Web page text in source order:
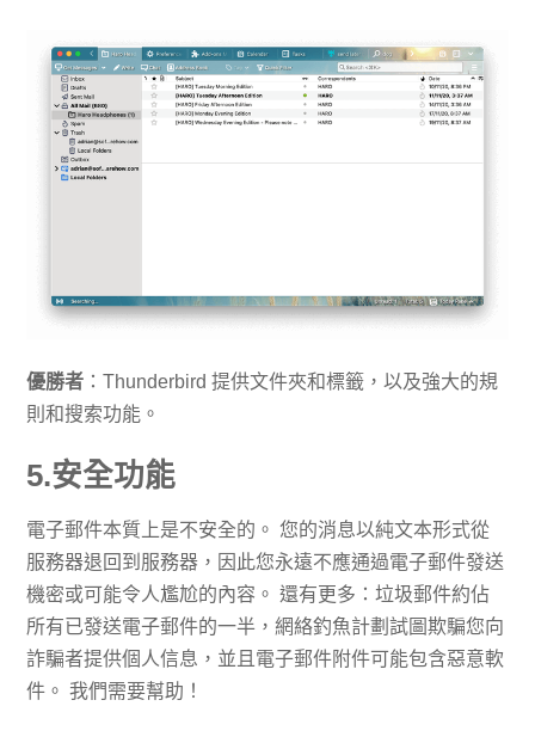
優勝者 ：Thunderbird 提供文件夾和標籤，以及強大的規
則和搜索功能。
5.安全功能
電子郵件本質上是不安全的。 您的消息以純文本形式從
服務器退回到服務器，因此您永遠不應通過電子郵件發送
機密或可能令人尷尬的內容。 還有更多：垃圾郵件約佔
所有已發送電子郵件的一半，網絡釣魚計劃試圖欺騙您向
詐騙者提供個人信息，並且電子郵件附件可能包含惡意軟
件​​。 我們需要幫助！